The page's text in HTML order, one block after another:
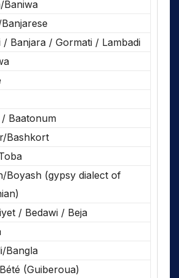
Baniwa
/ Banjara / Gormati / Lambadi
Baatonum
Bashkort
Boyash (gypsy dialect of
/ Bedawi / Beja
Bangla
(Guiberoua)